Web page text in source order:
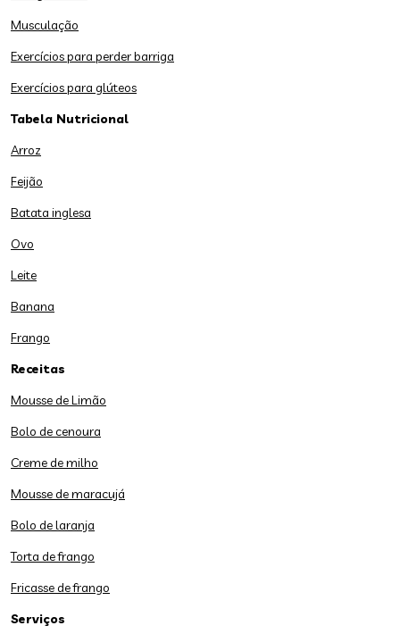
Musculação
Exercícios para perder barriga
Exercícios para glúteos
Tabela Nutricional
Arroz
Feijão
Batata inglesa
Ovo
Leite
Banana
Frango
Receitas
Mousse de Limão
Bolo de cenoura
Creme de milho
Mousse de maracujá
Bolo de laranja
Torta de frango
Fricasse de frango
Serviços